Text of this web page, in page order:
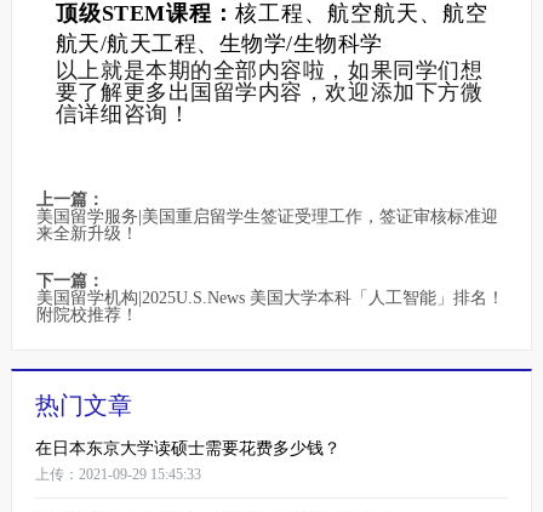
顶级STEM课程：核工程、航空航天、航空
航天/航天工程、生物学/生物科学
以上就是本期的全部内容啦，如果同学们想
要了解更多出国留学内容，欢迎添加下方微
信详细咨询！
上一篇：
美国留学服务|美国重启留学生签证受理工作，签证审核标准迎
来全新升级！
下一篇：
美国留学机构|2025U.S.News 美国大学本科「人工智能」排名！
附院校推荐！
热门文章
在日本东京大学读硕士需要花费多少钱？
上传：2021-09-29 15:45:33